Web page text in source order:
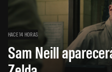
HACE 14 HORAS
Sam Neill